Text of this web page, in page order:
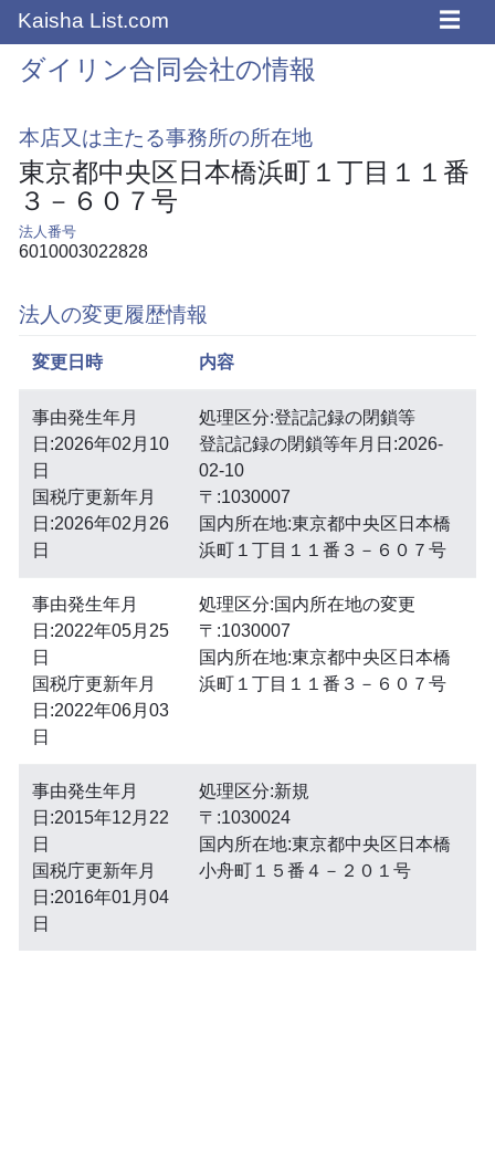
Kaisha List.com ☰
ダイリン合同会社の情報
本店又は主たる事務所の所在地
東京都中央区日本橋浜町１丁目１１番
３－６０７号
法人番号
6010003022828
法人の変更履歴情報
変更日時 内容
事由発生年月
日:2026年02月10
日
国税庁更新年月
日:2026年02月26
日
処理区分:登記記録の閉鎖等
登記記録の閉鎖等年月日:2026-
02-10
〒:1030007
国内所在地:東京都中央区日本橋
浜町１丁目１１番３－６０７号
事由発生年月
日:2022年05月25
日
国税庁更新年月
日:2022年06月03
日
処理区分:国内所在地の変更
〒:1030007
国内所在地:東京都中央区日本橋
浜町１丁目１１番３－６０７号
事由発生年月
日:2015年12月22
日
国税庁更新年月
日:2016年01月04
日
処理区分:新規
〒:1030024
国内所在地:東京都中央区日本橋
小舟町１５番４－２０１号